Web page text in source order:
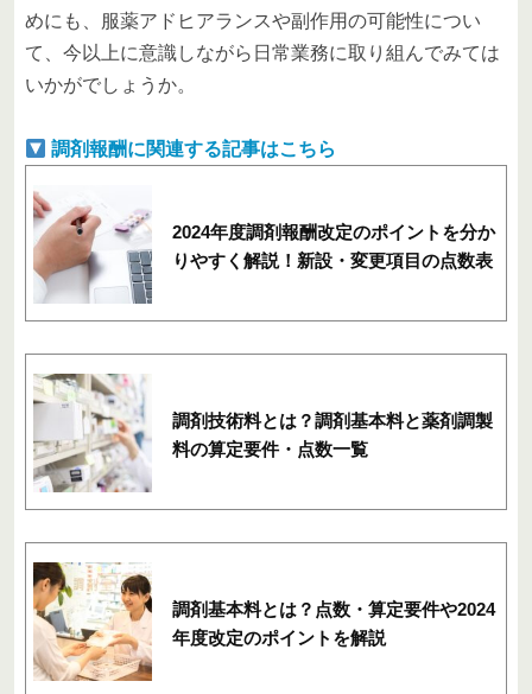
めにも、服薬アドヒアランスや副作用の可能性につい
て、今以上に意識しながら日常業務に取り組んでみては
いかがでしょうか。
調剤報酬に関連する記事はこちら
2024年度調剤報酬改定のポイントを分か
りやすく解説！新設・変更項目の点数表
調剤技術料とは？調剤基本料と薬剤調製
料の算定要件・点数一覧
調剤基本料とは？点数・算定要件や2024
年度改定のポイントを解説